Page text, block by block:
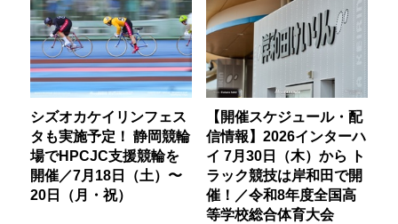
シズオカケイリンフェス
タも実施予定！ 静岡競輪
場でHPCJC支援競輪を
開催／7月18日（土）〜
20日（月・祝）
【開催スケジュール・配
信情報】2026インターハ
イ 7月30日（木）から ト
ラック競技は岸和田で開
催！／令和8年度全国高
等学校総合体育大会